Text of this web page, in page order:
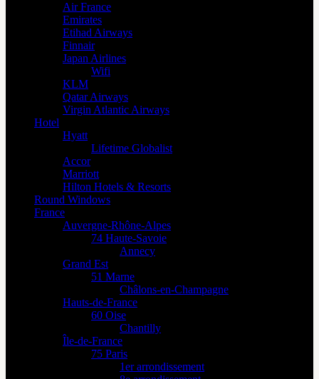
Air France
Emirates
Etihad Airways
Finnair
Japan Airlines
Wifi
KLM
Qatar Airways
Virgin Atlantic Airways
Hotel
Hyatt
Lifetime Globalist
Accor
Marriott
Hilton Hotels & Resorts
Round Windows
France
Auvergne-Rhône-Alpes
74 Haute-Savoie
Annecy
Grand Est
51 Marne
Châlons-en-Champagne
Hauts-de-France
60 Oise
Chantilly
Île-de-France
75 Paris
1er arrondissement